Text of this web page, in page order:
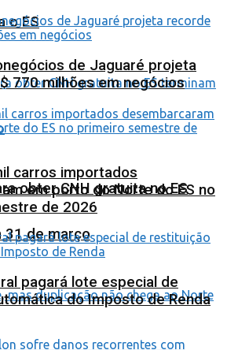
o ES
obter CNH gratuita no ES
31 de março
de Jaguaré projeta
770 milhões em negócios
carros importados
em porto do Norte do ES no
de 2026
pagará lote especial de
do Imposto de Renda